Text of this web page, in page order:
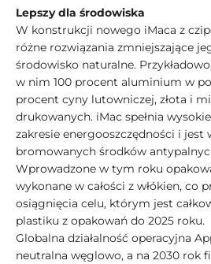
Lepszy dla środowiska
W konstrukcji nowego iMaca z
różne rozwiązania zmniejszające
środowisko naturalne.
w nim 100 procent aluminium w
procent cyny lutowniczej, złota i
drukowanych. iMac spełnia
zakresie energooszczędności i jest
bromowanych środków
Wprowadzone w tym roku
wykonane w całości z włókien, co
osiągnięcia celu, którym jest
plastiku z opakowań do 2025 roku.
Globalna działalność operacyjna
neutralna węglowo, a na 2030 rok